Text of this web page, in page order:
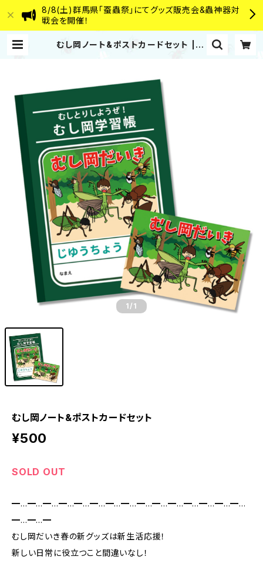
8/8(土)群馬県「蚕蟲祭」にてグッズ販売会&蟲神器対
戦会を開催！
むし岡ノート&ポストカードセット | む
1 /1
むし岡ノート&ポストカードセット
¥500
SOLD OUT
━…━…━…━…━…━…━…━…━…━…━…━…━…━…━…
━…━…━
むし岡だいき春の新グッズは新生活応援！
新しい日常に役立つこと間違いなし！